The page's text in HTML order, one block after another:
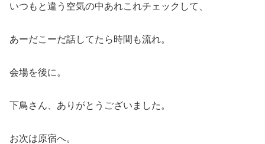
いつもと違う空気の中あれこれチェックして、
あーだこーだ話してたら時間も流れ。
会場を後に。
下鳥さん、ありがとうございました。
お次は原宿へ。